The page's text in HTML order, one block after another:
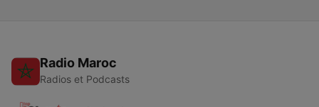
Radio Maroc
Radios et Podcasts